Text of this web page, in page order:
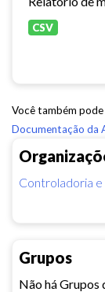
Controladoria e
Grupos
Não há Grupos
CSV
Você também
Documentação da